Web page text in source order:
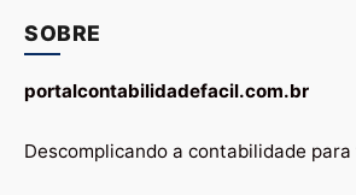
SOBRE
portalcontabilidadefacil.com.br
Descomplicando a contabilidade para